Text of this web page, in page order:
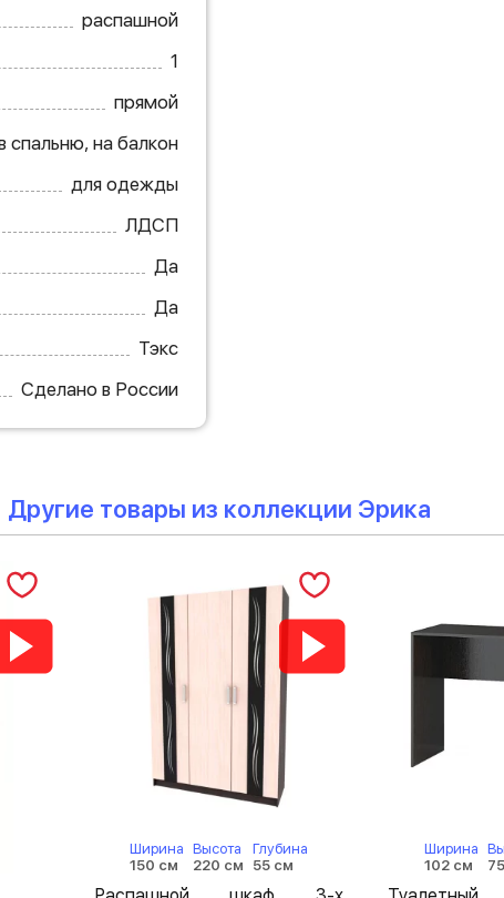
распашной
1
прямой
спальню, на балкон
для одежды
ЛДСП
Да
Да
Тэкс
Сделано в России
Другие товары из коллекции Эрика
Ширина
150 см
Высота
220 см
Глубина
55 см
Ширина
102 см